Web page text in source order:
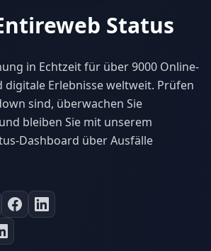
Status
in Echtzeit für über 9000 Online-
digitale Erlebnisse weltweit. Prüfen
sind, überwachen Sie
bleiben Sie mit unserem
Dashboard über Ausfälle